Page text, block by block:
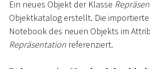
Ein neues Objekt der Klasse
Objektkatalog erstellt. Die importierte
Notebook des neuen Objekts im
Repräsentation referenziert.